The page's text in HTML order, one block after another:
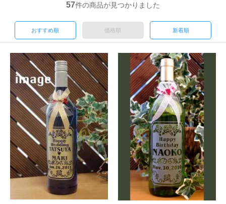
57件の商品が見つかりました
おすすめ順 価格順 新着順